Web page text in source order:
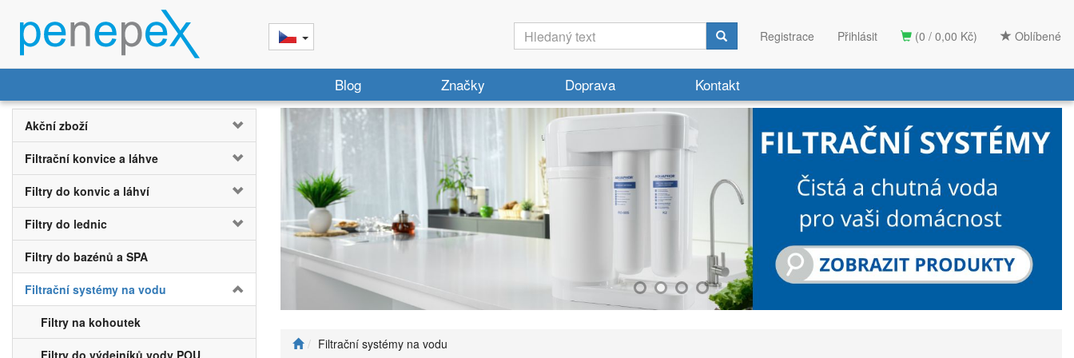
(0 / 0,00 Kč) Oblíbené
Registrace Přihlásit
Blog Značky Doprava Kontakt
Akční zboží
Filtrační konvice a láhve
Filtry do konvic a láhví
Filtry do lednic
Filtry do bazénů a SPA
Filtrační systémy na vodu
Filtry na kohoutek
Filtry do výdejníků vody POU
Filtrační systémy na vodu